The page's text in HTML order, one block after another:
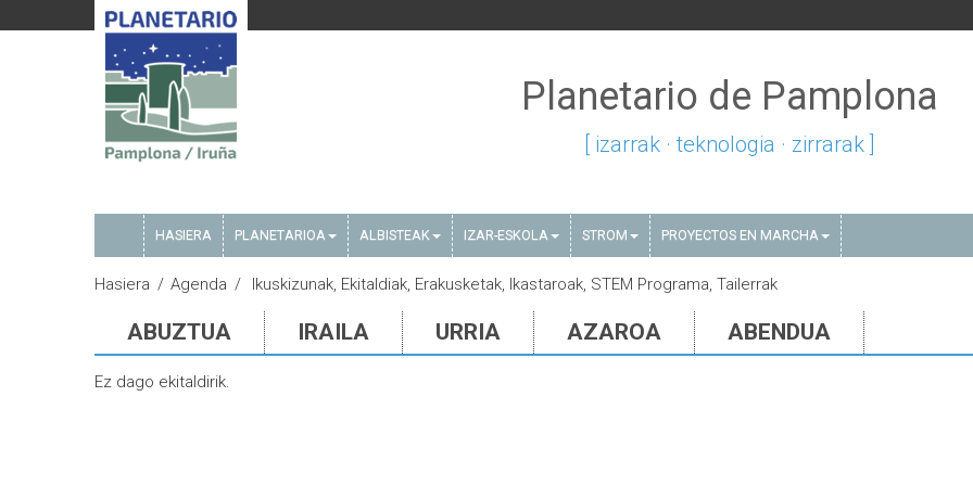
Planetario de Pamplona
[ izarrak · teknologia · zirrarak ]
HASIERA PLANETARIOA ALBISTEAK IZAR-ESKOLA STROM PROYECTOS EN MARCHA
Hasiera Agenda Ikuskizunak, Ekitaldiak, Erakusketak, Ikastaroak, STEM Programa, Tailerrak
ABUZTUA IRAILA URRIA AZAROA ABENDUA
Ez dago ekitaldirik.